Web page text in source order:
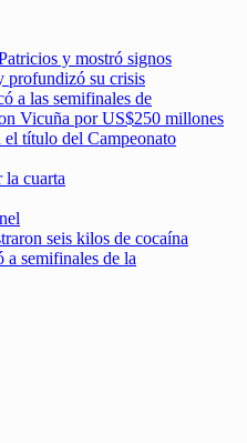
y mostró signos
profundizó su crisis
a las semifinales de
Vicuña por US$250 millones
título del Campeonato
la cuarta
seis kilos de cocaína
semifinales de la